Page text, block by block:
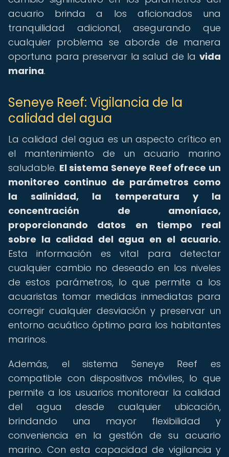
acuario brinda a los aficionados una
tranquilidad adicional, asegurando que
cualquier problema se aborde de manera
oportuna para preservar la salud de la vida
marina.
Seneye Reef: Vigilancia de la
calidad del agua
La calidad del agua es un aspecto crítico en
el mantenimiento de un acuario marino
saludable. El sistema Seneye Reef ofrece un
monitoreo continuo de parámetros como
la salinidad, la temperatura y la
concentración de amoníaco,
proporcionando datos en tiempo real
sobre la calidad del agua en el acuario.
Esta información es vital para detectar
cualquier cambio no deseado en los niveles
de estos parámetros, lo que permite a los
acuaristas tomar medidas inmediatas para
corregir cualquier desviación y preservar un
entorno acuático óptimo para los habitantes
marinos.
Además, el sistema Seneye Reef es
compatible con dispositivos móviles, lo que
permite a los usuarios monitorear la calidad
del agua desde cualquier ubicación,
brindando una mayor flexibilidad y
conveniencia en la gestión de su acuario
marino. Con esta capacidad de vigilancia y